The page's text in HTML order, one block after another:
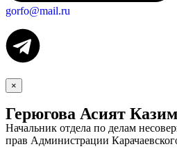
Экономика
gorfo@mail.ru
×
Герюгова Асият
Начальник отдела по делам
прав Администрации